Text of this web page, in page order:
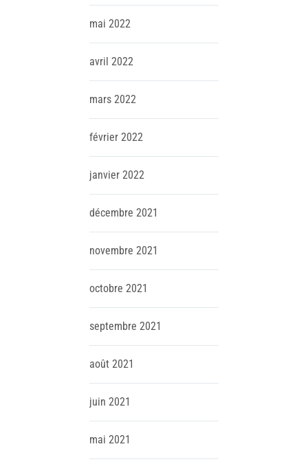
mai 2022
avril 2022
mars 2022
février 2022
janvier 2022
décembre 2021
novembre 2021
octobre 2021
septembre 2021
août 2021
juin 2021
mai 2021